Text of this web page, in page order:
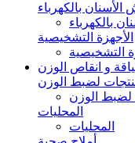
بالكهرباء
بالكهرباء
الأجهزة التشخيصية
التشخيصية
و انقاص الوزن
لضبط الوزن
لضبط الوزن
المحليات
المحليات